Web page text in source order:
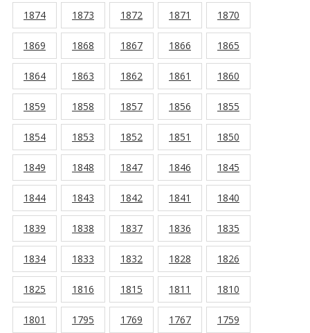
1874 1873 1872 1871 1870
1869 1868 1867 1866 1865
1864 1863 1862 1861 1860
1859 1858 1857 1856 1855
1854 1853 1852 1851 1850
1849 1848 1847 1846 1845
1844 1843 1842 1841 1840
1839 1838 1837 1836 1835
1834 1833 1832 1828 1826
1825 1816 1815 1811 1810
1801 1795 1769 1767 1759